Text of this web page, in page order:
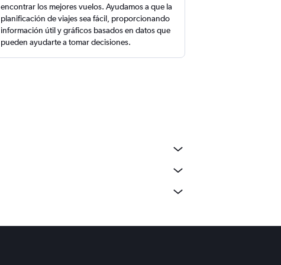
encontrar los mejores vuelos. Ayudamos a que la
planificación de viajes sea fácil, proporcionando
información útil y gráficos basados en datos que
pueden ayudarte a tomar decisiones.